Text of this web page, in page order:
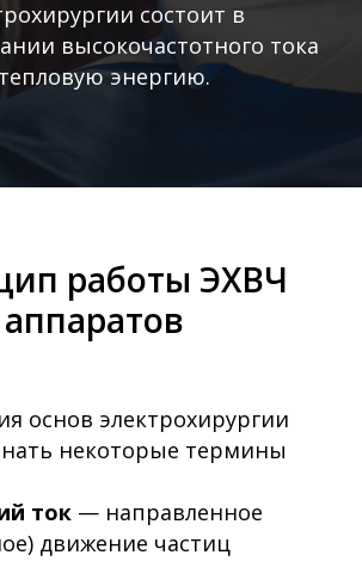
состоит в
высокочастотного тока
энергию.
работы ЭХВЧ
аппаратов
основ электрохирургии
некоторые термины
ток — направленное
движение частиц